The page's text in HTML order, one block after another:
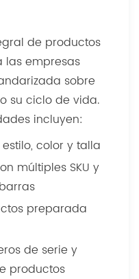
de productos
las empresas
sobre
su ciclo de vida.
incluyen:
color y talla
múltiples SKU y
preparada
de serie y
productos